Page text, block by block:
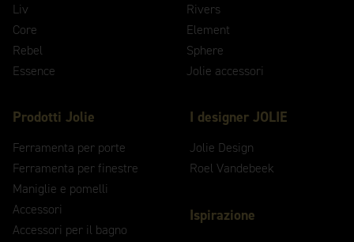
Liv
Core
Rebel
Essence
Rivers
Element
Sphere
Jolie accessori
Prodotti Jolie
Ferramenta per porte
Ferramenta per finestre
Maniglie e pomelli
Accessori
Accessori per il bagno
I designer JOLIE
Jolie Design
Roel Vandebeek
Ispirazione